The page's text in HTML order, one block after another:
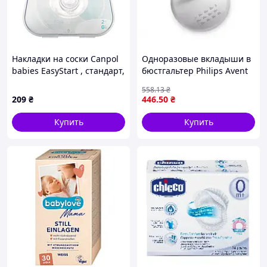
Накладки на соски Canpol
babies EasyStart , стандарт,
209 ₴
Купить
Одноразовые вкладыши в
бюстгальтер Philips Avent
446.50 ₴
558.13₴
Купить